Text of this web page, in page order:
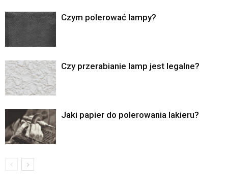
Czym polerować lampy?
Czy przerabianie lamp jest legalne?
Jaki papier do polerowania lakieru?